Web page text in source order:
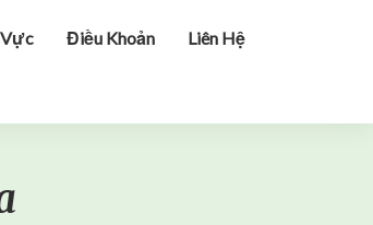
Vực Điều Khoản Liên Hệ